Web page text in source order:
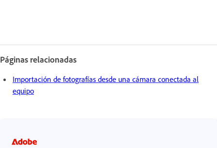
Páginas relacionadas
Importación de fotografías desde una cámara conectada al
equipo